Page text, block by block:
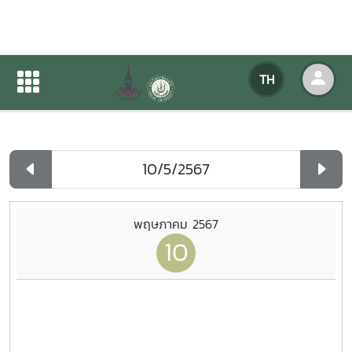
TH
ปฏิทินกิจกรรมของหน่วยงาน
ปฏิทินกิจกรรมของหน่วยงาน
พฤษภาคม 2567
10